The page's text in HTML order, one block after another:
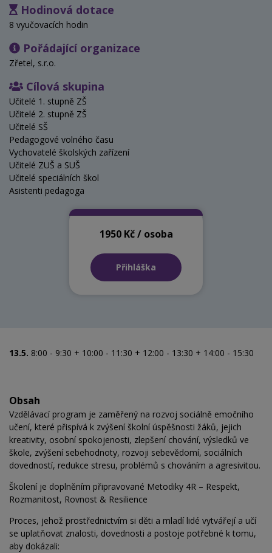
Hodinová dotace
8 vyučovacích hodin
Pořádající organizace
Zřetel, s.r.o.
Cílová skupina
Učitelé 1. stupně ZŠ
Učitelé 2. stupně ZŠ
Učitelé SŠ
Pedagogové volného času
Vychovatelé školských zařízení
Učitelé ZUŠ a SUŠ
Učitelé speciálních škol
Asistenti pedagoga
1950 Kč / osoba
Přihláška
13.5. 8:00 - 9:30 + 10:00 - 11:30 + 12:00 - 13:30 + 14:00 - 15:30
Obsah
Vzdělávací program je zaměřený na rozvoj sociálně emočního
učení, které přispívá k zvýšení školní úspěšnosti žáků, jejich
kreativity, osobní spokojenosti, zlepšení chování, výsledků ve
škole, zvýšení sebehodnoty, rozvoji sebevědomí, sociálních
dovedností, redukce stresu, problémů s chováním a agresivitou.
Školení je doplněním připravované Metodiky 4R – Respekt,
Rozmanitost, Rovnost & Resilience
Proces, jehož prostřednictvím si děti a mladí lidé vytvářejí a učí
se uplatňovat znalosti, dovednosti a postoje potřebné k tomu,
aby dokázali: